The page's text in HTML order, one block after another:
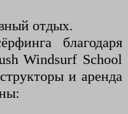
отдых.
благодаря
Windsurf School
и аренда